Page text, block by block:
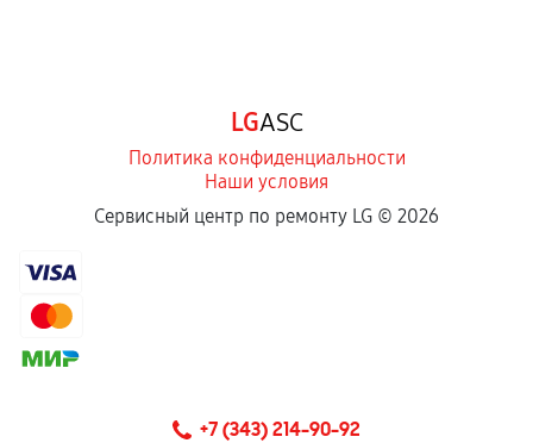
отдельных условиях.
Если комплектующие куплены
сохраняться полностью или частично, если
соблюдены следующие условия:
LGASC
Политика конфиденциальности
Наши условия
Сервисный центр по ремонту LG © 2026
+7 (343) 214-90-92